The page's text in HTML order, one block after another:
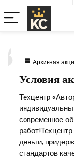
Архивная
Условия
Техцентр
современное
деньги,
стандартов